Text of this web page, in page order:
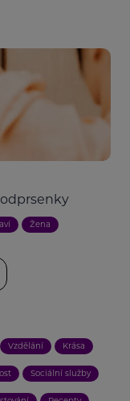
Žena
Vzdělání Krása
Sociální služby